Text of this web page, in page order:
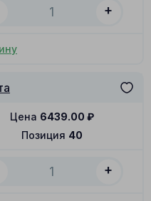
+
Позиция 40
Цена 6439.00 ₽
+